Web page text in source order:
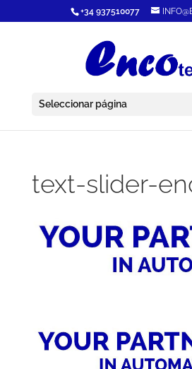
+34 937510077
Seleccionar página
text-slider-